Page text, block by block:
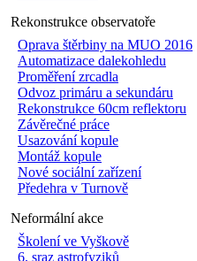
Rekonstrukce observatoře
Oprava štěrbiny na MUO 2016
Automatizace dalekohledu
Proměření zrcadla
Odvoz primáru a sekundáru
Rekonstrukce 60cm reflektoru
Závěrečné práce
Usazování kopule
Montáž kopule
Nové sociální zařízení
Předehra v Turnově
Neformální akce
Školení ve Vyškově
6. sraz astrofyziků